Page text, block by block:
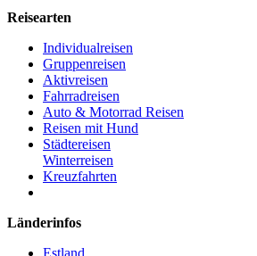
Reisearten
Individualreisen
Gruppenreisen
Aktivreisen
Fahrradreisen
Auto & Motorrad Reisen
Reisen mit Hund
Städtereisen
Winterreisen
Kreuzfahrten
Länderinfos